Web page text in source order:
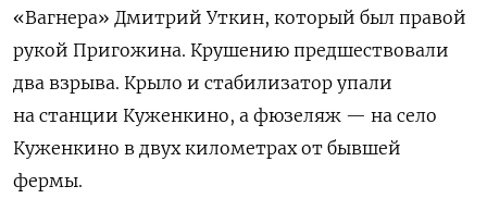
«Вагнера» Дмитрий Уткин, который был правой
рукой Пригожина. Крушению предшествовали
два взрыва. Крыло и стабилизатор упали
на станции Куженкино, а фюзеляж — на село
Куженкино в двух километрах от бывшей
фермы.